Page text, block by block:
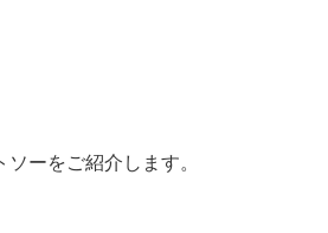
ーをご紹介します。